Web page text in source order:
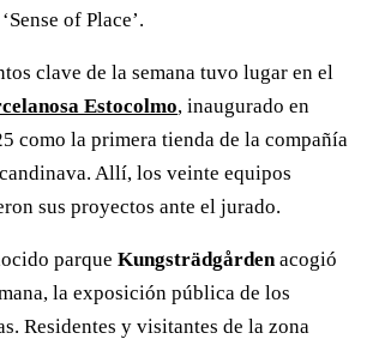
of Place’.
clave de la semana tuvo lugar en el
Estocolmo, inaugurado en
como la primera tienda de la compañía
Allí, los veinte equipos
sus proyectos ante el jurado.
parque Kungsträdgården acogió
la exposición pública de los
Residentes y visitantes de la zona